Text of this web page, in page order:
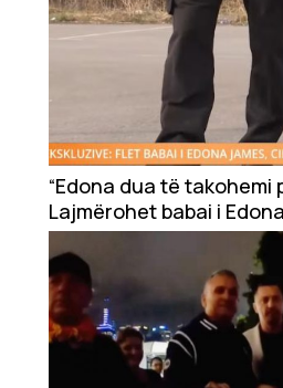
“Edona dua të takohemi
Lajmërohet babai i
vite nuk e kam pa